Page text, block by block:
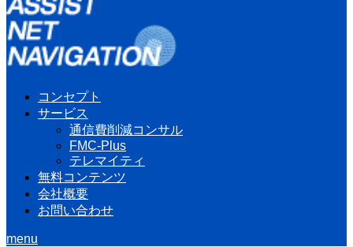
コンセプト
サービス
通信費削減コンサル
FMC-Plus
テレマイティ
無料コンテンツ
会社概要
お問い合わせ
menu